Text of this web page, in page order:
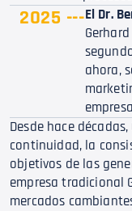
2025 ---El Dr.
ahora,
Desde hace
continuidad, la
objetivos de las
empresa tradicional
mercados